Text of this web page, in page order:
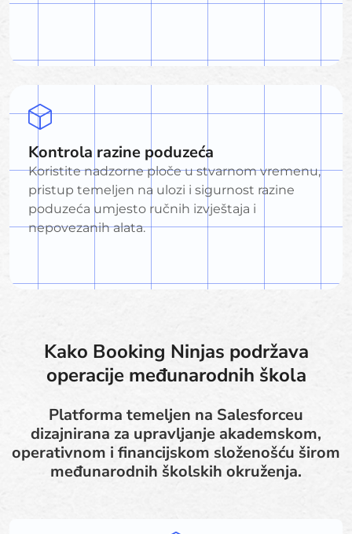
Kontrola razine poduzeća
Koristite nadzorne ploče u stvarnom vremenu,
pristup temeljen na ulozi i sigurnost razine
poduzeća umjesto ručnih izvještaja i
nepovezanih alata.
Kako Booking Ninjas podržava
operacije međunarodnih škola
Platforma temeljen na Salesforceu
dizajnirana za upravljanje akademskom,
operativnom i financijskom složenošću širom
međunarodnih školskih okruženja.